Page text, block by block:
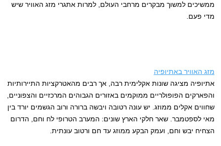
ממשיכים למשוך מבקרים מרחבי העולם, למרות אתגרי מזג האוויר שיש
מדי פעם.
מזג האוויר באתיופיה
אתיופיה מציגה שונות אקלימית רבה, אך רבים מהאטרקציות התיירותיות
והפארקים הפופולריים ממוקמים באזורים הגבוהים המרכזיים והצפוניים,
שחווים אקלים ממוזג. יש עונה רטובה ויבשה ברורה ורוב הגשמים יורד בין
מאי לספטמבר. שאר חלקי הארץ שונים: המערב הטרופי לח וחם, הדרום
הצחיח יבש וחם, ועמק הבקע ממוזג עד חם ורטוב עונתית.